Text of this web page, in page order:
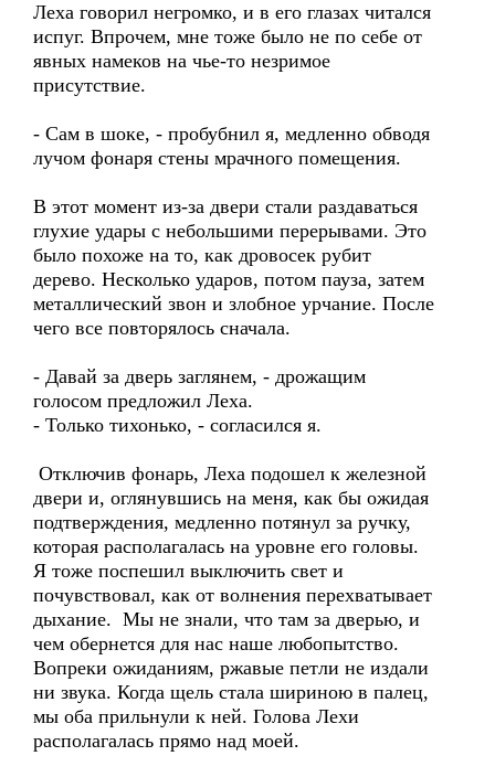
Леха говорил негромко, и в его глазах читался
испуг. Впрочем, мне тоже было не по себе от
явных намеков на чье-то незримое
присутствие.
- Сам в шоке, - пробубнил я, медленно обводя
лучом фонаря стены мрачного помещения.
В этот момент из-за двери стали раздаваться
глухие удары с небольшими перерывами. Это
было похоже на то, как дровосек рубит
дерево. Несколько ударов, потом пауза, затем
металлический звон и злобное урчание. После
чего все повторялось сначала.
- Давай за дверь заглянем, - дрожащим
голосом предложил Леха.
- Только тихонько, - согласился я.
Отключив фонарь, Леха подошел к железной
двери и, оглянувшись на меня, как бы ожидая
подтверждения, медленно потянул за ручку,
которая располагалась на уровне его головы.
Я тоже поспешил выключить свет и
почувствовал, как от волнения перехватывает
дыхание. Мы не знали, что там за дверью, и
чем обернется для нас наше любопытство.
Вопреки ожиданиям, ржавые петли не издали
ни звука. Когда щель стала шириною в палец,
мы оба прильнули к ней. Голова Лехи
располагалась прямо над моей.